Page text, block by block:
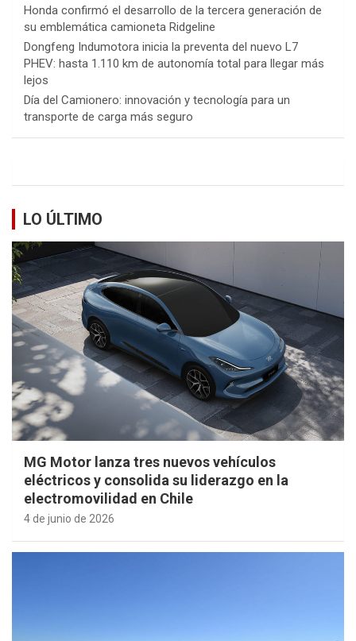
Honda confirmó el desarrollo de la tercera generación de
su emblemática camioneta Ridgeline
Dongfeng Indumotora inicia la preventa del nuevo L7
PHEV: hasta 1.110 km de autonomía total para llegar más
lejos
Día del Camionero: innovación y tecnología para un
transporte de carga más seguro
LO ÚLTIMO
MG Motor lanza tres nuevos vehículos
eléctricos y consolida su liderazgo en la
electromovilidad en Chile
4 de junio de 2026